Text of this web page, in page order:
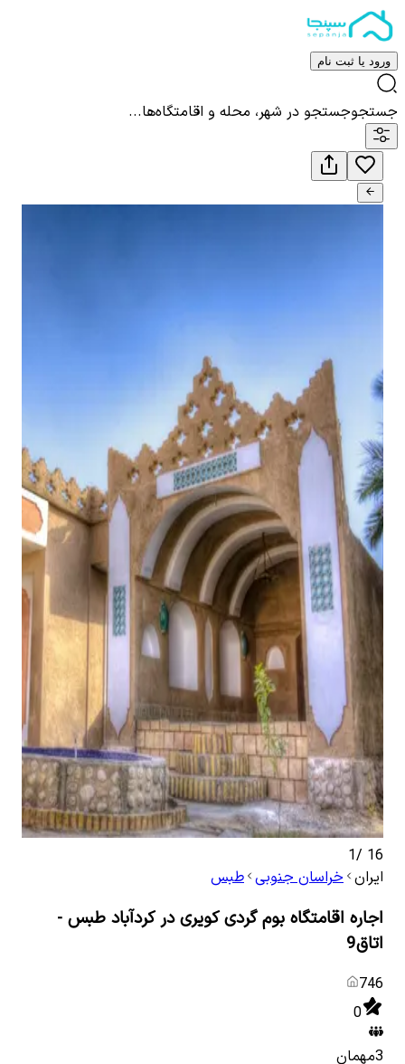
ورود یا ثبت نام
جستجوجستجو در شهر، محله و اقامتگاه‌ها...
16
/
1
ایران خراسان جنوبی طبس
اجاره اقامتگاه بوم گردی کویری در کردآباد طبس -
اتاق9
746
0
3مهمان